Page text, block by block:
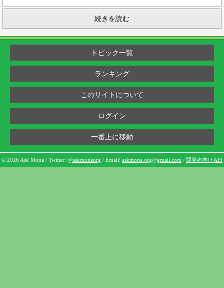
続きを読む
トピック一覧
ランキング
このサイトについて
ログイン
一番上に移動
© 2026 Ask Mona / Twitter: @askmonaorg / Email: askmona.org@gmail.com / 開発者向けAPI